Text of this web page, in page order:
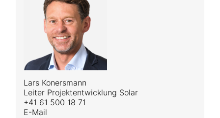
Lars Konersmann
Leiter Projektentwicklung Solar
+41 61 500 18 71
E-Mail